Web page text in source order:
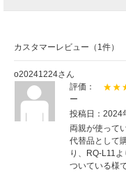
カスタマーレビュー（1件）
o20241224さん
評価：
ー
投稿日：2024
両親が使って
代替品として
り、RQ-L11
ついている様